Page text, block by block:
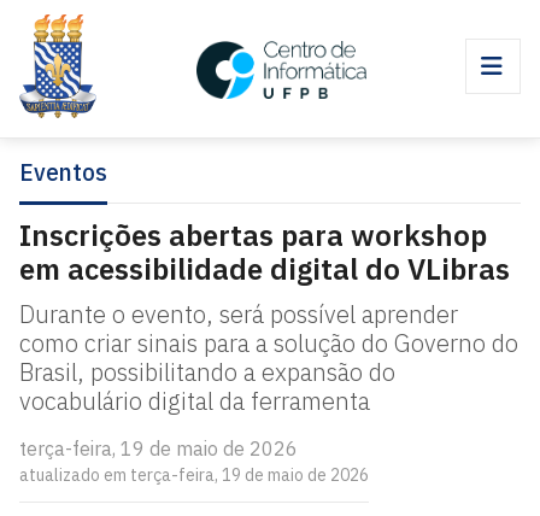
Eventos
Inscrições abertas para workshop
em acessibilidade digital do VLibras
Durante o evento, será possível aprender
como criar sinais para a solução do Governo do
Brasil, possibilitando a expansão do
vocabulário digital da ferramenta
terça-feira, 19 de maio de 2026
atualizado em terça-feira, 19 de maio de 2026